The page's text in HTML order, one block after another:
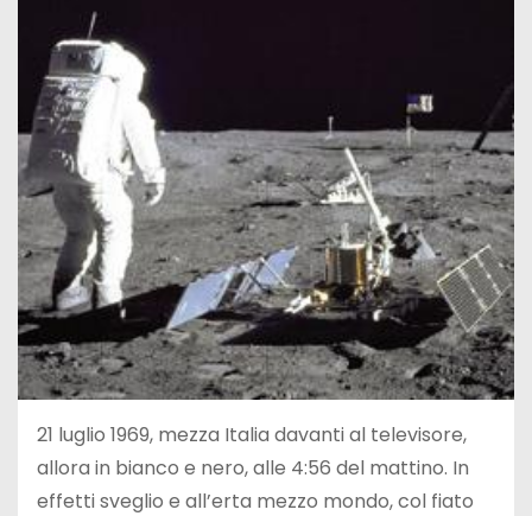
21 luglio 1969, mezza Italia davanti al televisore,
allora in bianco e nero, alle 4:56 del mattino. In
effetti sveglio e all’erta mezzo mondo, col fiato